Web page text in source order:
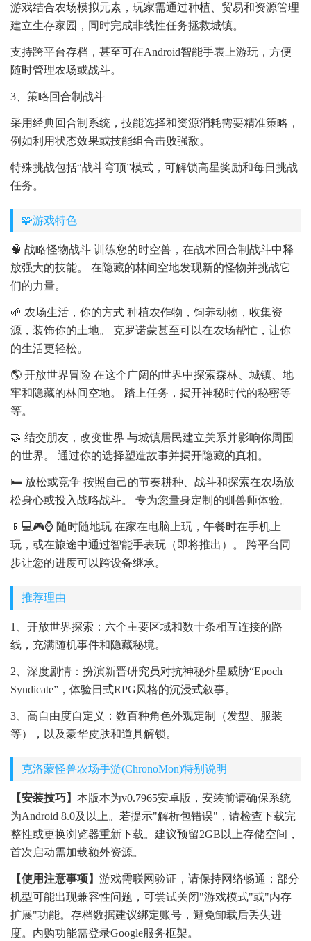
游戏结合农场模拟元素，玩家需通过种植、贸易和资源管理
建立生存家园，同时完成非线性任务拯救城镇。
支持跨平台存档，甚至可在Android智能手表上游玩，方便
随时管理农场或战斗。
3、策略回合制战斗
采用经典回合制系统，技能选择和资源消耗需要精准策略，
例如利用状态效果或技能组合击败强敌。
特殊挑战包括“战斗穹顶”模式，可解锁高星奖励和每日挑战
任务。
🧩游戏特色
🧠 战略怪物战斗 训练您的时空兽，在战术回合制战斗中释
放强大的技能。 在隐藏的林间空地发现新的怪物并挑战它
们的力量。
🌱 农场生活，你的方式 种植农作物，饲养动物，收集资
源，装饰你的土地。 克罗诺蒙甚至可以在农场帮忙，让你
的生活更轻松。
🌎 开放世界冒险 在这个广阔的世界中探索森林、城镇、地
牢和隐藏的林间空地。 踏上任务，揭开神秘时代的秘密等
等。
🤝 结交朋友，改变世界 与城镇居民建立关系并影响你周围
的世界。 通过你的选择塑造故事并揭开隐藏的真相。
🛏️ 放松或竞争 按照自己的节奏耕种、战斗和探索在农场放
松身心或投入战略战斗。 专为您量身定制的驯兽师体验。
📱💻🎮⌚ 随时随地玩 在家在电脑上玩，午餐时在手机上
玩，或在旅途中通过智能手表玩（即将推出）。 跨平台同
步让您的进度可以跨设备继承。
推荐理由
1、开放世界探索：六个主要区域和数十条相互连接的路
线，充满随机事件和隐藏秘境。
2、深度剧情：扮演新晋研究员对抗神秘外星威胁“Epoch
Syndicate”，体验日式RPG风格的沉浸式叙事。
3、高自由度自定义：数百种角色外观定制（发型、服装
等），以及豪华皮肤和道具解锁。
克洛蒙怪兽农场手游(ChronoMon)特别说明
【安装技巧】 本版本为v0.7965安卓版，安装前请确保系统
为Android 8.0及以上。若提示"解析包错误"，请检查下载完
整性或更换浏览器重新下载。建议预留2GB以上存储空间，
首次启动需加载额外资源。
【使用注意事项】 游戏需联网验证，请保持网络畅通；部分
机型可能出现兼容性问题，可尝试关闭"游戏模式"或"内存
扩展"功能。存档数据建议绑定账号，避免卸载后丢失进
度。内购功能需登录Google服务框架。